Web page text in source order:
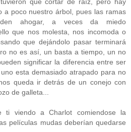
a poco nuestro árbol, pues las ramas
ahogar, a veces da miedo
que nos molesta, nos incomoda o
que dejándolo pasar terminará
no es así, un basta a tiempo, un no
significar la diferencia entre ser
esta demasiado atrapado para no
queda ir detrás de un conejo con
de galleta...
ti viendo a Charlot comiendose la
películas mudas deberían quedarse